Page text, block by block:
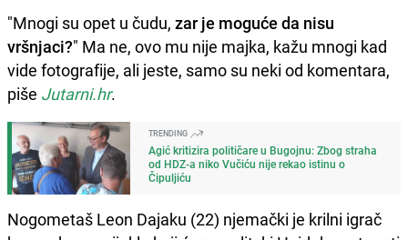
"Mnogi su opet u čudu, zar je moguće da nisu
vršnjaci?" Ma ne, ovo mu nije majka, kažu mnogi kad
vide fotografije, ali jeste, samo su neki od komentara,
piše Jutarni.hr.
TRENDING
Agić kritizira političare u Bugojnu: Zbog straha
od HDZ-a niko Vučiću nije rekao istinu o
Čipuljiću
Nogometaš Leon Dajaku (22) njemački je krilni igrač